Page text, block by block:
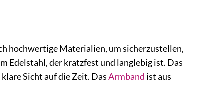
hochwertige Materialien, um sicherzustellen,
Edelstahl, der kratzfest und langlebig ist. Das
Sicht auf die Zeit. DasArmband ist aus